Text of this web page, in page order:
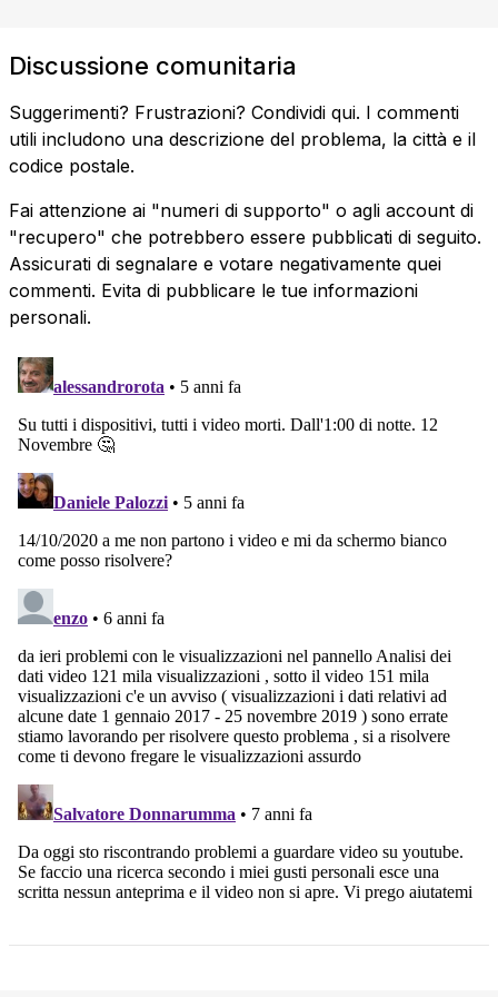
Discussione comunitaria
Suggerimenti? Frustrazioni? Condividi qui. I commenti
utili includono una descrizione del problema, la città e il
codice postale.
Fai attenzione ai "numeri di supporto" o agli account di
"recupero" che potrebbero essere pubblicati di seguito.
Assicurati di segnalare e votare negativamente quei
commenti. Evita di pubblicare le tue informazioni
personali.